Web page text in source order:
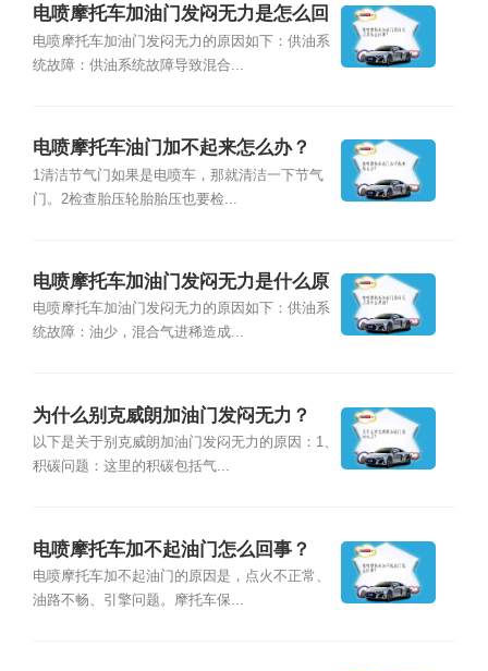
电喷摩托车加油门发闷无力是怎么回
事？
电喷摩托车加油门发闷无力的原因如下：供油系
统故障：供油系统故障导致混合...
电喷摩托车油门加不起来怎么办？
1清洁节气门如果是电喷车，那就清洁一下节气
门。2检查胎压轮胎胎压也要检...
电喷摩托车加油门发闷无力是什么原
因？
电喷摩托车加油门发闷无力的原因如下：供油系
统故障：油少，混合气进稀造成...
为什么别克威朗加油门发闷无力？
以下是关于别克威朗加油门发闷无力的原因：1、
积碳问题：这里的积碳包括气...
电喷摩托车加不起油门怎么回事？
电喷摩托车加不起油门的原因是，点火不正常、
油路不畅、引擎问题。摩托车保...